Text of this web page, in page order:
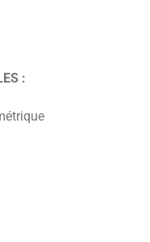
: